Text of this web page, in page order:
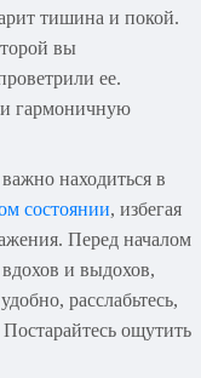
тишина и покой.
вы
ее.
гармоничную
находиться в
состоянии, избегая
Перед началом
и выдохов,
расслабьтесь,
ощутить